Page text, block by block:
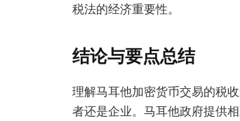
税法的经济重要性。
结论与要点总结
理解马耳他加密货币交易的税
者还是企业。马耳他政府提供